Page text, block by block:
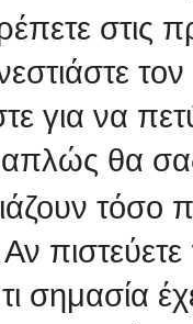
για να
θα
τόσο
πιστεύετε
σημασία